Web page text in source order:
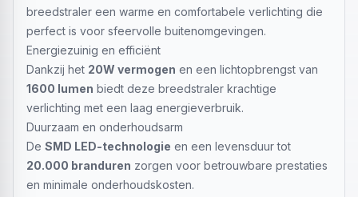
breedstraler een warme en comfortabele verlichting die
perfect is voor sfeervolle buitenomgevingen.
Energiezuinig en efficiënt
Dankzij het 20W vermogen en een lichtopbrengst van
1600 lumen biedt deze breedstraler krachtige
verlichting met een laag energieverbruik.
Duurzaam en onderhoudsarm
De SMD LED-technologie en een levensduur tot
20.000 branduren zorgen voor betrouwbare prestaties
en minimale onderhoudskosten.